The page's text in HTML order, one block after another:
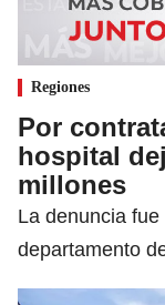
Regiones
Por
hospital
millones
La denuncia
departamento